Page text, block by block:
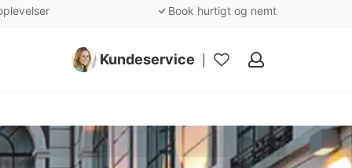
Book hurtigt og nemt
Kundeservice
Mine